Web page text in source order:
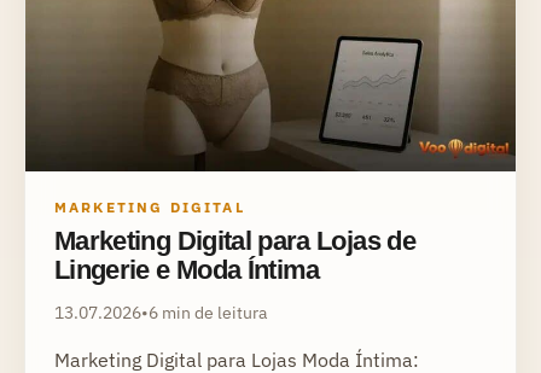
MARKETING DIGITAL
Marketing Digital para Lojas de
Lingerie e Moda Íntima
13.07.2026•6 min de leitura
Marketing Digital para Lojas Moda Íntima: